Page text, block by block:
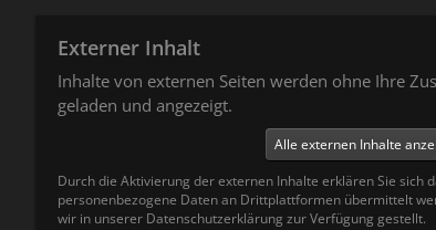
Externer Inhalt
Inhalte von externen Seiten werden ohne Ihre
geladen und angezeigt.
Alle externen Inhalte
Durch die Aktivierung der externen Inhalte erklären Sie sich
personenbezogene Daten an Drittplattformen übermittelt
wir in unserer Datenschutzerklärung zur Verfügung gestellt.